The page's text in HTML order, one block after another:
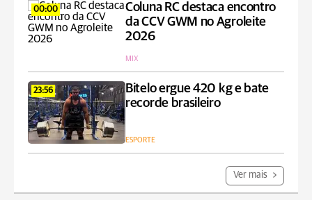
00:00
Coluna RC destaca encontro
da CCV GWM no Agroleite
2026
MIX
23:56
Bitelo ergue 420 kg e bate
recorde brasileiro
ESPORTE
Ver mais